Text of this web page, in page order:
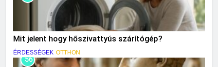
Mit jelent hogy hőszivattyús szárítógép?
ÉRDESSÉGEK OTTHON
56